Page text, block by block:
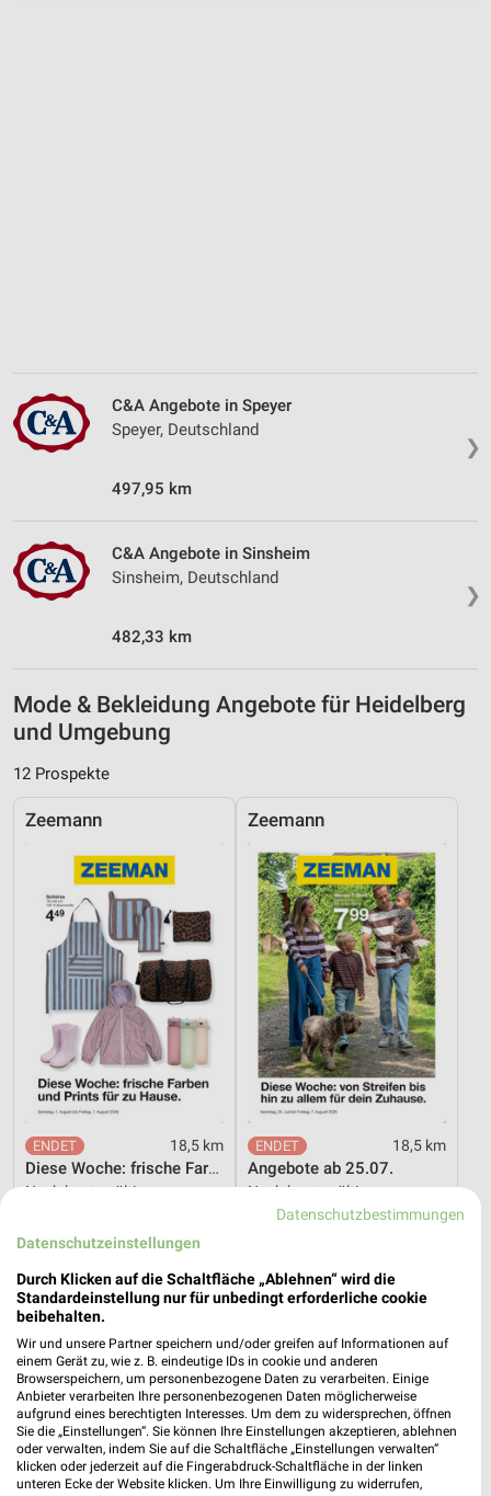
❯
C&A Angebote in Speyer
Speyer, Deutschland
497,95 km
❯
C&A Angebote in Sinsheim
Sinsheim, Deutschland
482,33 km
Mode & Bekleidung Angebote für Heidelberg
und Umgebung
12 Prospekte
Zeemann
18,5 km
Diese Woche: frische Farben und Prints für zu Hause.
Noch heute gültig
Zeemann
18,5 km
Angebote ab 25.07.
Noch heute gültig
Tchibo
Datenschutzbestimmungen
Datenschutzeinstellungen
Durch Klicken auf die Schaltfläche „Ablehnen“ wird die
Standardeinstellung nur für unbedingt erforderliche cookie
beibehalten.
Wir und unsere Partner speichern und/oder greifen auf Informationen auf
einem Gerät zu, wie z. B. eindeutige IDs in cookie und anderen
Browserspeichern, um personenbezogene Daten zu verarbeiten. Einige
Anbieter verarbeiten Ihre personenbezogenen Daten möglicherweise
aufgrund eines berechtigten Interesses. Um dem zu widersprechen, öffnen
Sie die „Einstellungen“. Sie können Ihre Einstellungen akzeptieren, ablehnen
oder verwalten, indem Sie auf die Schaltfläche „Einstellungen verwalten“
klicken oder jederzeit auf die Fingerabdruck-Schaltfläche in der linken
unteren Ecke der Website klicken. Um Ihre Einwilligung zu widerrufen,